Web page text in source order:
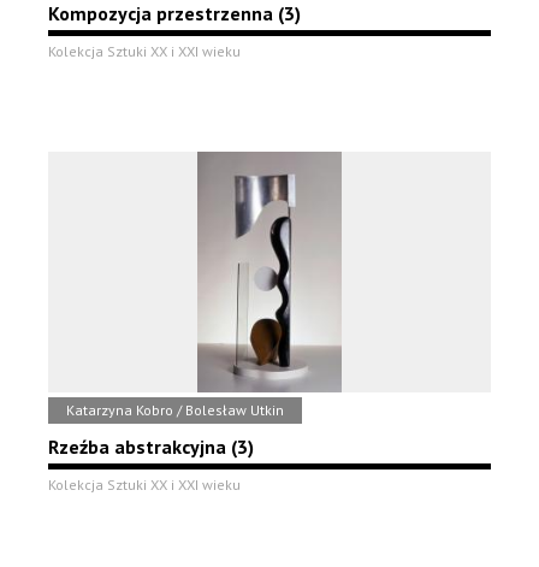
Kompozycja przestrzenna (3)
Kolekcja Sztuki XX i XXI wieku
Katarzyna Kobro / Bolesław Utkin
Rzeźba abstrakcyjna (3)
Kolekcja Sztuki XX i XXI wieku